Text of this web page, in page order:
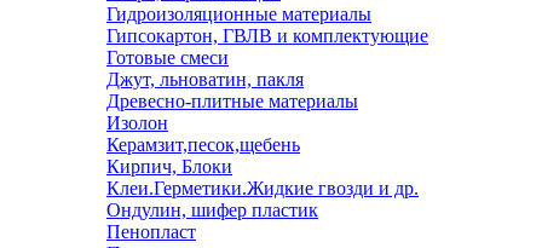
Гидроизоляционные материалы
Гипсокартон, ГВЛВ и комплектующие
Готовые смеси
Джут, льноватин, пакля
Древесно-плитные материалы
Изолон
Керамзит,песок,щебень
Кирпич, Блоки
Клеи.Герметики.Жидкие гвозди и др.
Ондулин, шифер пластик
Пенопласт